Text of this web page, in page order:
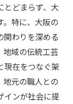
とどまらず、大
。特に、大阪の
関わりを深める
地域の伝統工芸
現在をつなぐ架
地元の職人との
インが社会に提